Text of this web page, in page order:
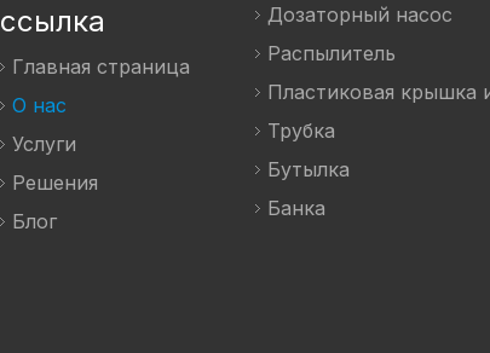
ссылка
Главная страница
О нас
Услуги
Решения
Блог
Дозаторный насос
Распылитель
Пластиковая крышка
Трубка
Бутылка
Банка